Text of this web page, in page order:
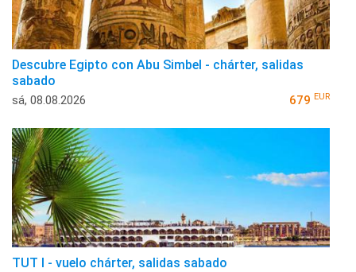
Descubre Egipto con Abu Simbel - chárter, salidas
sabado
sá, 08.08.2026 679 EUR
TUT I - vuelo chárter, salidas sabado